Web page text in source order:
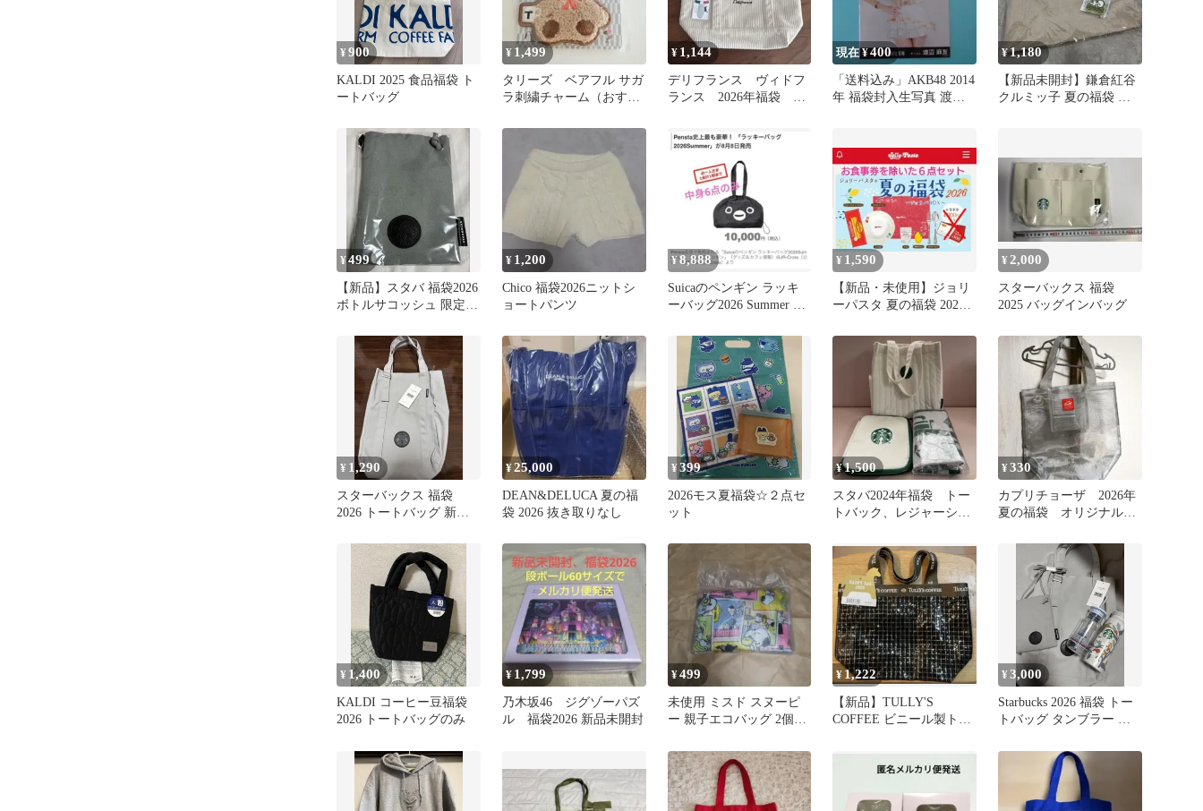
¥900
KALDI 2025 食品福袋 ト
ートバッグ
¥ 1,499
タリーズ ベアフル サガ
ラ刺繍チャーム（おすわ
限定
¥ 1,144
デリフランス ヴィドフ
ランス 2026年福袋 ト
フ
現在 ¥400
「送料込み」AKB48 2014
年 福袋封入生写真 渡辺
¥1,180
【新品未開封】鎌倉紅谷
クルミッ子 夏の福袋 ト
¥499
【新品】スタバ 福袋2026
ボトルサコッシュ 限定
¥ 1,200
Chico 福袋2026ニットシ
ョートパンツ
¥8,888
Suicaのペンギン ラッキ
ーバッグ2026 Summer 福
¥ 1,590
【新品・未使用】ジョリ
ーパスタ 夏の福袋 2026 6
¥ 2,000
スターバックス 福袋
2025 バッグインバッグ
¥ 1,290
スターバックス 福袋
2026 トートバッグ 新品
¥25,000
DEAN&DELUCA 夏の福
袋 2026 抜き取りなし
¥399
2026モス夏福袋☆２点セ
ット
¥1,500
スタバ2024年福袋 トー
トバック、レジャーシー
¥330
カプリチョーザ 2026年
夏の福袋 オリジナルメ
¥ 1,400
KALDI コーヒー豆福袋
2026 トートバッグのみ
¥ 1,799
乃木坂46 ジグゾーパズ
ル 福袋2026 新品未開封
¥499
未使用 ミスド スヌーピ
ー 親子エコバッグ 2個セ
¥ 1,222
【新品】TULLY'S
COFFEE ビニール製トー
袋
¥3,000
Starbucks 2026 福袋 トー
トバッグ タンブラー セ